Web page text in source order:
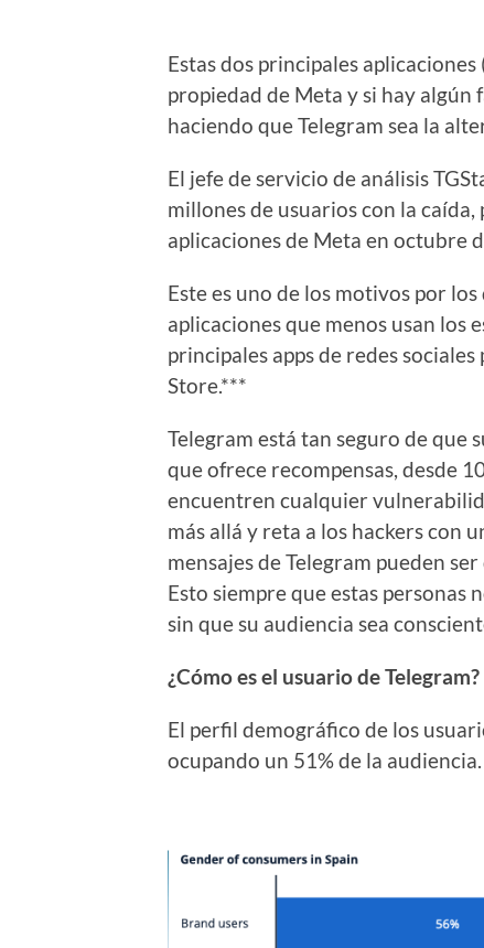
Estas dos principales
propiedad de Meta y si hay algún
haciendo que Telegram sea la
El jefe de servicio de análisis
millones de usuarios con la
aplicaciones de Meta en octubre
Este es uno de los motivos por
aplicaciones que menos usan los
principales apps de redes
Store.***
Telegram está tan seguro de que
que ofrece recompensas, desde
encuentren cualquier
más allá y reta a los hackers con
mensajes de Telegram pueden
Esto siempre que estas personas
sin que su audiencia sea
¿Cómo es el usuario de Telegram?
El perfil demográfico de los
ocupando un 51% de la audiencia.